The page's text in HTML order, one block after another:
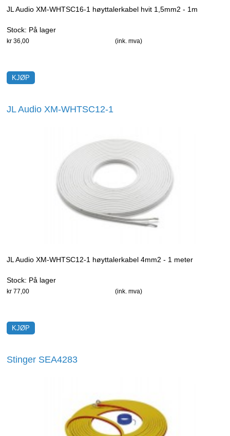
JL Audio XM-WHTSC16-1 høyttalerkabel hvit 1,5mm2 - 1m
Stock: På lager
kr 36,00 (ink. mva)
JL Audio XM-WHTSC12-1
JL Audio XM-WHTSC12-1 høyttalerkabel 4mm2 - 1 meter
Stock: På lager
kr 77,00 (ink. mva)
Stinger SEA4283